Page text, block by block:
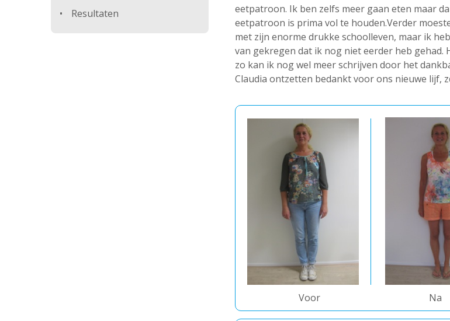
Resultaten
eetpatroon. Ik ben zelfs meer gaan eten maar
eetpatroon is prima vol te houden.Verder
met zijn enorme drukke schoolleven, maar ik
van gekregen dat ik nog niet eerder heb
zo kan ik nog wel meer schrijven door het
Claudia ontzetten bedankt voor ons nieuwe lijf,
Voor Na